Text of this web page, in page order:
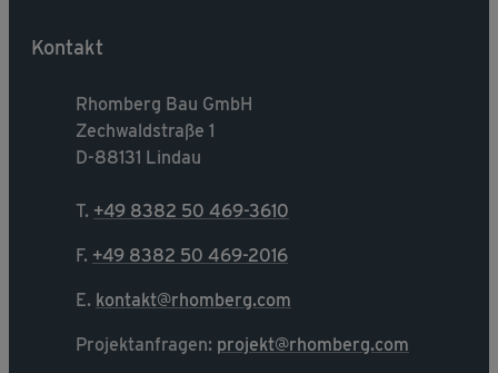
Kontakt
Rhomberg Bau GmbH
Zechwaldstraße 1
D-88131 Lindau
T. +49 8382 50 469-3610
F. +49 8382 50 469-2016
E. kontakt@rhomberg.com
Projektanfragen: projekt@rhomberg.com